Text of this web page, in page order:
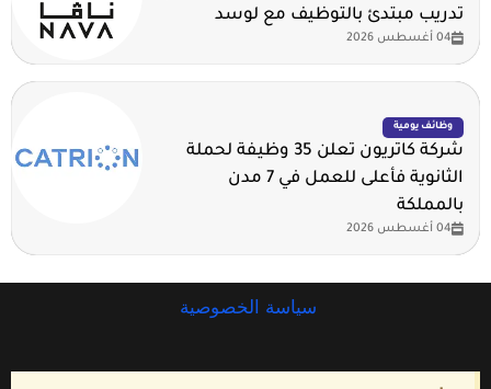
تدريب مبتدئ بالتوظيف مع لوسد
04 أغسطس 2026
وظائف يومية
شركة كاتريون تعلن 35 وظيفة لحملة
الثانوية فأعلى للعمل في 7 مدن
بالمملكة
04 أغسطس 2026
سياسة الخصوصية